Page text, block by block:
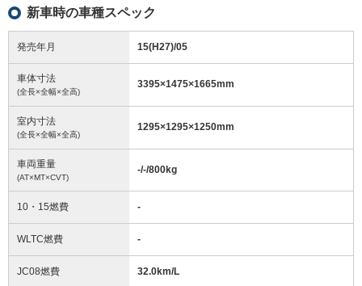
新車時の車種スペック
発売年月 15(H27)/05
車体寸法
(全長×全幅×全高)
3395×1475×1665mm
室内寸法
(全長×全幅×全高)
1295×1295×1250mm
車両重量
(AT×MT×CVT)
-/-/800kg
10・15燃費 -
WLTC燃費 -
JC08燃費 32.0km/L